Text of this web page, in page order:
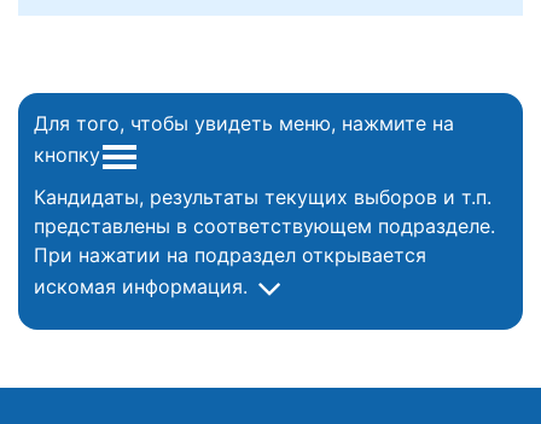
Для того, чтобы увидеть меню, нажмите на
кнопку
Кандидаты, результаты текущих выборов и т.п.
представлены в соответствующем подразделе.
При нажатии на подраздел открывается
искомая информация.